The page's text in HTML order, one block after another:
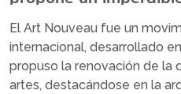
El Art Nouveau fue un
internacional, desarrollado
propuso la renovación de la
artes, destacándose en la